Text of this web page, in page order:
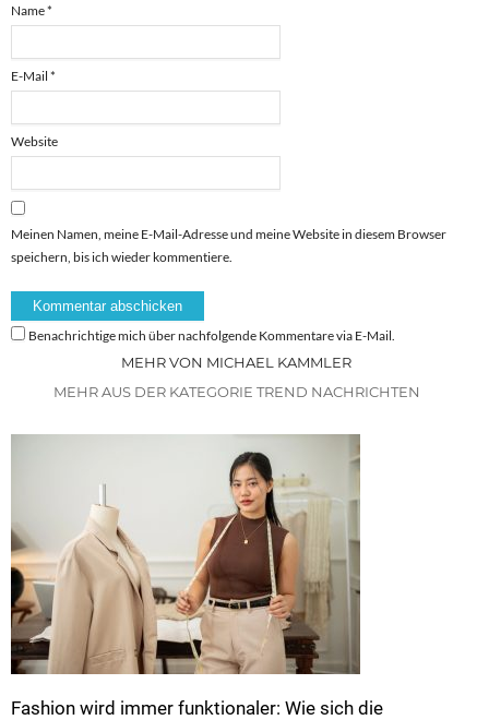
Name*
E-Mail *
Website
Meinen Namen, meine E-Mail-Adresse und meine Website in diesem Browser
speichern, bis ich wieder kommentiere.
Benachrichtige mich über nachfolgende Kommentare via E-Mail.
MEHR VON MICHAEL KAMMLER
MEHR AUS DER KATEGORIE TREND NACHRICHTEN
Fashion wird immer funktionaler: Wie sich die